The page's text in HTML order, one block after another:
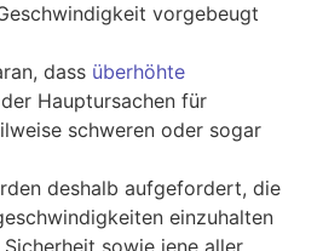
vorgebeugt
dass überhöhte
Hauptursachen für
schweren oder sogar
deshalb aufgefordert, die
einzuhalten